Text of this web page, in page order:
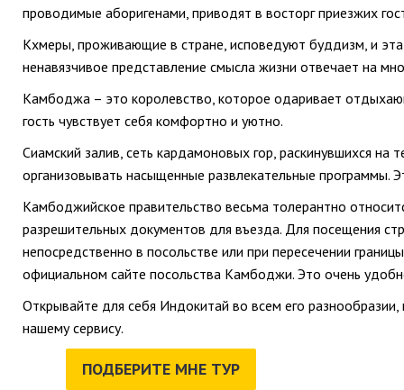
проводимые аборигенами, приводят в восторг приезжих
Кхмеры, проживающие в стране, исповедуют буддизм, и
ненавязчивое представление смысла жизни отвечает на
Камбоджа – это королевство, которое одаривает
гость чувствует себя комфортно и уютно.
Сиамский залив, сеть кардамоновых гор, раскинувшихся
организовывать насыщенные развлекательные программы.
Камбоджийское правительство весьма толерантно
разрешительных документов для въезда. Для посещения
непосредственно в посольстве или при пересечении
официальном сайте посольства Камбоджи. Это очень
Открывайте для себя Индокитай во всем его
нашему сервису.
ПОДБЕРИТЕ МНЕ ТУР